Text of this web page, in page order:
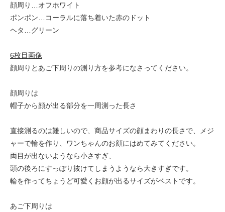
顔周り…オフホワイト
ポンポン…コーラルに落ち着いた赤のドット
ヘタ…グリーン
6枚目画像
顔周りとあご下周りの測り方を参考になさってください。
顔周りは
帽子から顔が出る部分を一周測った長さ
直接測るのは難しいので、商品サイズの顔まわりの長さで、メジ
ャーで輪を作り、ワンちゃんのお顔にはめてみてください。
両目が出ないようなら小さすぎ、
頭の後ろにすっぽり抜けてしまうようなら大きすぎです。
輪を作ってちょうど可愛くお顔が出るサイズがベストです。
あご下周りは